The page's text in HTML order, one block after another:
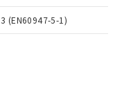
3 (EN60947-5-1)
上で当社にご
ついて、当社
、当社の製
ード